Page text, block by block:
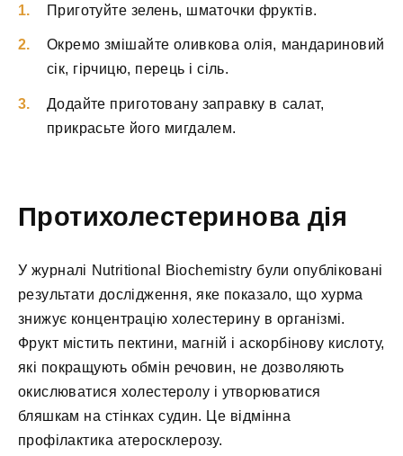
Приготуйте зелень, шматочки фруктів.
Окремо змішайте оливкова олія, мандариновий
сік, гірчицю, перець і сіль.
Додайте приготовану заправку в салат,
прикрасьте його мигдалем.
Протихолестеринова дія
У журналі Nutritional Biochemistry були опубліковані
результати дослідження, яке показало, що хурма
знижує концентрацію холестерину в організмі.
Фрукт містить пектини, магній і аскорбінову кислоту,
які покращують обмін речовин, не дозволяють
окислюватися холестеролу і утворюватися
бляшкам на стінках судин. Це відмінна
профілактика атеросклерозу.